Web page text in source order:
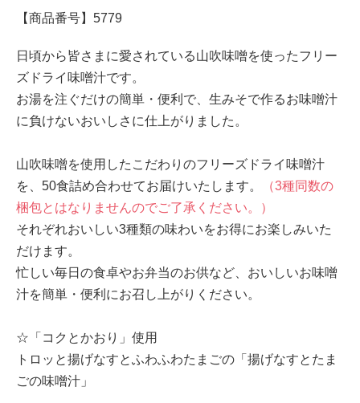
【商品番号】5779
日頃から皆さまに愛されている山吹味噌を使ったフリー
ズドライ味噌汁です。
お湯を注ぐだけの簡単・便利で、生みそで作るお味噌汁
に負けないおいしさに仕上がりました。
山吹味噌を使用したこだわりのフリーズドライ味噌汁
を、50食詰め合わせてお届けいたします。
（3種同数の
梱包とはなりませんのでご了承ください。）
それぞれおいしい3種類の味わいをお得にお楽しみいた
だけます。
忙しい毎日の食卓やお弁当のお供など、おいしいお味噌
汁を簡単・便利にお召し上がりください。
☆「コクとかおり」使用
トロッと揚げなすとふわふわたまごの「揚げなすとたま
ごの味噌汁」